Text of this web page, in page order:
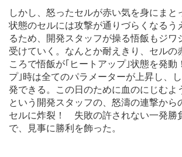
しかし、怒ったセルが赤い気を身にまと
状態のセルには攻撃が通りづらくなるう
るため、開発スタッフが操る悟飯もジワ
受けていく。なんとか耐えきり、セルの
ころで悟飯が｢ヒートアップ｣状態を発
プ｣時は全てのパラメーターが上昇し、
発できる。この日のために血のにじむよ
という開発スタッフの、怒濤の連撃から
セルに炸裂！ 失敗の許されない一発勝
で、見事に勝利を飾った。